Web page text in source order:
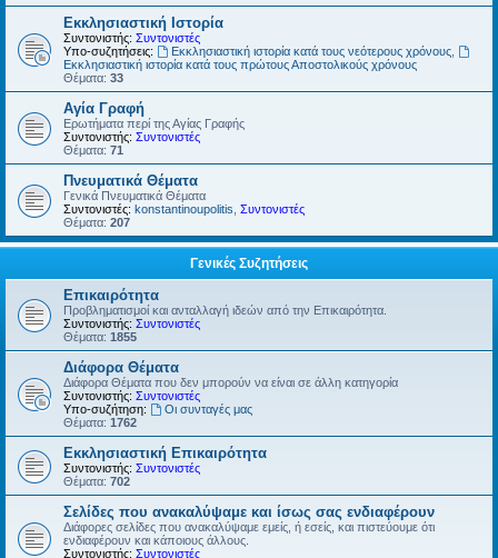
Εκκλησιαστική Ιστορία
Συντονιστής: Συντονιστές
Υπο-συζητήσεις:
Εκκλησιαστική ιστορία κατά τους νεότερους χρόνους,
Εκκλησιαστική ιστορία κατά τους πρώτους Αποστολικούς χρόνους
Θέματα: 33
Αγία Γραφή
Ερωτήματα περί της Αγίας Γραφής
Συντονιστής: Συντονιστές
Θέματα: 71
Πνευματικά Θέματα
Γενικά Πνευματικά Θέματα
Συντονιστές: konstantinoupolitis Συντονιστές
Θέματα: 207
Γενικές Συζητήσεις
Επικαιρότητα
Προβληματισμοί και ανταλλαγή ιδεών από την Επικαιρότητα.
Συντονιστής: Συντονιστές
Θέματα: 1855
Διάφορα Θέματα
Διάφορα Θέματα που δεν μπορούν να είναι σε άλλη κατηγορία
Συντονιστής: Συντονιστές
Υπο-συζήτηση:
Οι συνταγές μας
Θέματα: 1762
Εκκλησιαστική Επικαιρότητα
Συντονιστής: Συντονιστές
Θέματα: 702
Σελίδες που ανακαλύψαμε και ίσως σας ενδιαφέρουν
Διάφορες σελίδες που ανακαλύψαμε εμείς, ή εσείς, και πιστεύουμε ότι
ενδιαφέρουν και κάποιους άλλους.
Συντονιστής: Συντονιστές